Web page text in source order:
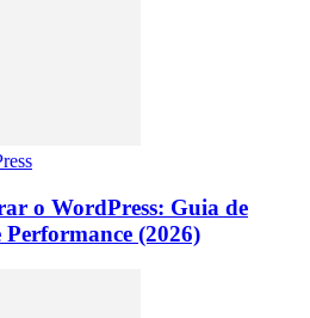
o WordPress: Guia de
Performance (2026)